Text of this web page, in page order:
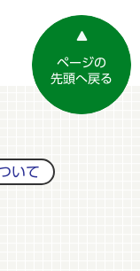
ページの
先頭へ戻る
いて